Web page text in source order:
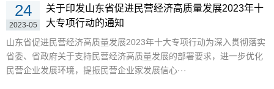
24
2023-05
关于印发山东省促进民营经济高质量发展2023年十
大专项行动的通知
山东省促进民营经济高质量发展2023年十大专项行动为深入贯彻落实
省委、省政府关于支持民营经济高质量发展的部署要求，进一步优化
民营企业发展环境，提振民营企业家发展信心···